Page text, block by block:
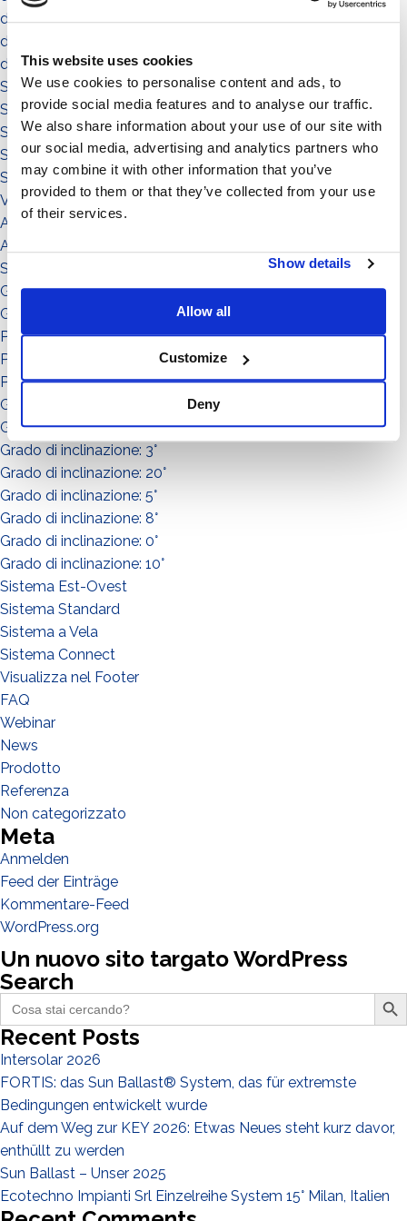
This website uses cookies
We use cookies to personalise content and ads, to
provide social media features and to analyse our traffic.
We also share information about your use of our site with
our social media, advertising and analytics partners who
may combine it with other information that you’ve
provided to them or that they’ve collected from your use
of their services.
Show details
Allow all
Customize
Deny
die gemeinde
die umgebung
das territorium
Sistema a Vela 11°
Sistema Est-Ovest
Sistema a Vela
Sistema Connect
Sistema Standard
Video illustrativi
Accessori
Accessorio
Sistema
Grado di inclinazione: 11°
Grado di inclinazione: 12°
Potenza: da 151 a in su
Potenza: da 0 a 50
Potenza: da 51 a 150
Grado di inclinazione: 30°
Grado di inclinazione: 15°
Grado di inclinazione: 3°
Grado di inclinazione: 20°
Grado di inclinazione: 5°
Grado di inclinazione: 8°
Grado di inclinazione: 0°
Grado di inclinazione: 10°
Sistema Est-Ovest
Sistema Standard
Sistema a Vela
Sistema Connect
Visualizza nel Footer
FAQ
Webinar
News
Prodotto
Referenza
Non categorizzato
Meta
Anmelden
Feed der Einträge
Kommentare-Feed
WordPress.org
Un nuovo sito targato WordPress
Search
Search
for:
Search Button
Recent Posts
Intersolar 2026
FORTIS: das Sun Ballast® System, das für extremste
Bedingungen entwickelt wurde
Auf dem Weg zur KEY 2026: Etwas Neues steht kurz davor,
enthüllt zu werden
Sun Ballast – Unser 2025
Ecotechno Impianti Srl Einzelreihe System 15° Milan, Italien
Datenschutzbestimmungen gelesen und akzeptiere
sie*